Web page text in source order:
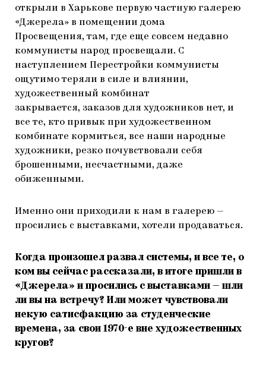
открыли в Харькове первую частную галерею
«Джерела» в помещении дома
Просвещения, там, где еще совсем недавно
коммунисты народ просвещали. С
наступлением Перестройки коммунисты
ощутимо теряли в силе и влиянии,
художественный комбинат
закрывается, заказов для художников нет, и
все те, кто привык при художественном
комбинате кормиться, все наши народные
художники, резко почувствовали себя
брошенными, несчастными, даже
обиженными.
Именно они приходили к нам в галерею —
просились с выставками, хотели продаваться.
Когда произошел развал системы, и все те, о
ком вы сейчас рассказали, в итоге пришли в
«Джерела» и просились с выставками — шли
ли вы на встречу? Или может чувствовали
некую сатисфакцию за студенческие
времена, за свои 1970-е вне художественных
кругов?